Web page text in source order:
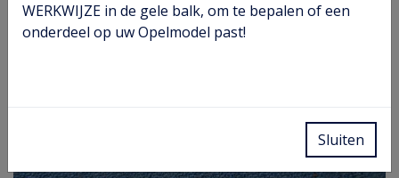
WERKWIJZE in de gele balk, om te bepalen of een
onderdeel op uw Opelmodel past!
Sluiten